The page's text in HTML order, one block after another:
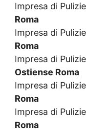
Impresa di
Roma
Impresa di
Roma
Impresa di
Ostiense Roma
Impresa di
Roma
Impresa di
Roma